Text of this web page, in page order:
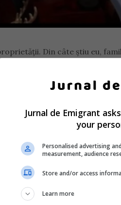
Din câte știu eu,
oameni din biserică. Ei sunt
stătea acasă cu cei doi copii.
avea capac. Când
foarte bine de copii. Nu
Mama era acasă cu
străinătate pentru a se
Jurnal de Emigrant
your
Personalised advertising
measurement, audience
Store and/or access
Learn more